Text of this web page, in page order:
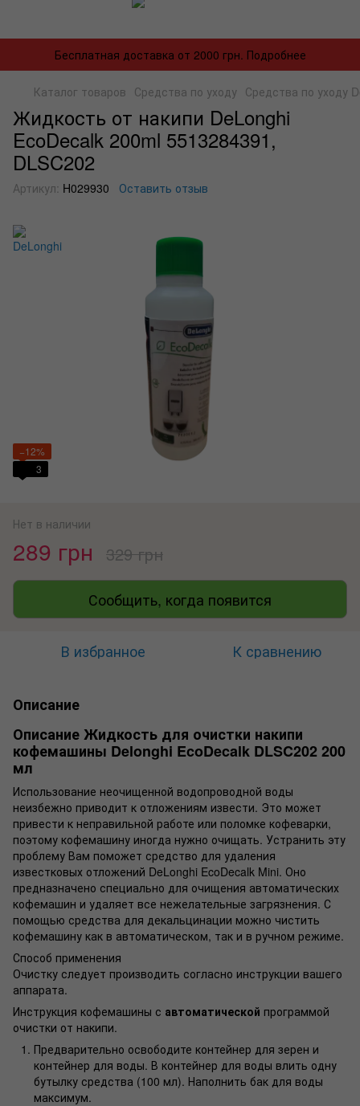
Бесплатная доставка от 2000 грн. Подробнее
Каталог товаров Средства по уходу Средства по уходу
Жидкость от накипи DeLonghi
EcoDecalk 200ml 5513284391,
DLSC202
Артикул: H029930 Оставить отзыв
−12%
3
Нет в наличии
289 грн 329 грн
Сообщить, когда появится
В избранное К сравнению
Описание
Описание Жидкость для очистки накипи
кофемашины Delonghi EcoDecalk DLSC202 200
мл
Использование неочищенной водопроводной воды
неизбежно приводит к отложениям извести. Это может
привести к неправильной работе или поломке кофеварки,
поэтому кофемашину иногда нужно очищать. Устранить эту
проблему Вам поможет средство для удаления
известковых отложений DeLonghi EcoDecalk Mini. Оно
предназначено специально для очищения автоматических
кофемашин и удаляет все нежелательные загрязнения. С
помощью средства для декальцинации можно чистить
кофемашину как в автоматическом, так и в ручном режиме.
Способ применения
Очистку следует производить согласно инструкции вашего
аппарата.
Инструкция кофемашины с автоматической программой
очистки от накипи.
Предварительно освободите контейнер для зерен и
контейнер для воды. В контейнер для воды влить одну
бутылку средства (100 мл). Наполнить бак для воды
максимум.